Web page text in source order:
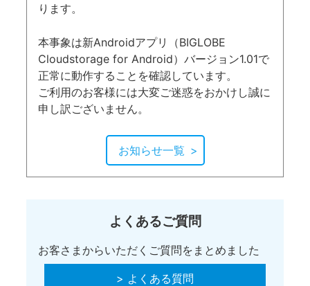
ります。
本事象は新Androidアプリ（BIGLOBE
Cloudstorage for Android）バージョン1.01で
正常に動作することを確認しています。
ご利用のお客様には大変ご迷惑をおかけし誠に
申し訳ございません。
お知らせ一覧
よくあるご質問
お客さまからいただくご質問をまとめました
> よくある質問